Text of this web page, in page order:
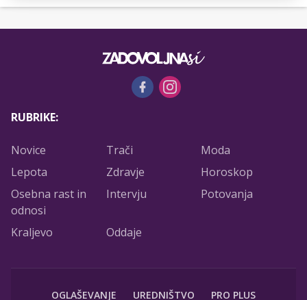
RUBRIKE:
Novice Trači
Moda
Lepota
Zdravje
Horoskop
Osebna rast in
odnosi
Intervju Potovanja
Kraljevo Oddaje
OGLAŠEVANJE UREDNIŠTVO PRO PLUS